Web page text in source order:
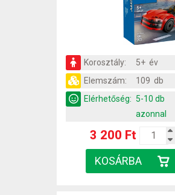
Korosztály:
5+ év
Elemszám:
109 db
Elérhetőség: 5-10 db
azonnal
3 200 Ft